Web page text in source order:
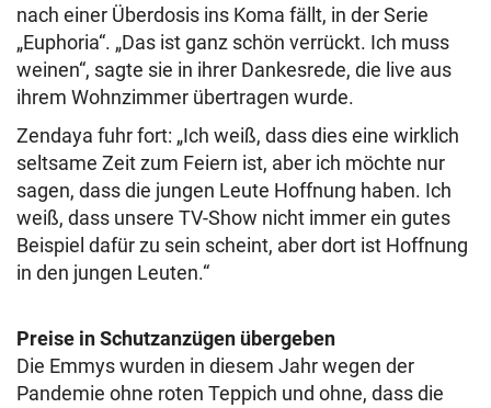
nach einer Überdosis ins Koma fällt, in der Serie
„Euphoria“. „Das ist ganz schön verrückt. Ich muss
weinen“, sagte sie in ihrer Dankesrede, die live aus
ihrem Wohnzimmer übertragen wurde.
Zendaya fuhr fort: „Ich weiß, dass dies eine wirklich
seltsame Zeit zum Feiern ist, aber ich möchte nur
sagen, dass die jungen Leute Hoffnung haben. Ich
weiß, dass unsere TV-Show nicht immer ein gutes
Beispiel dafür zu sein scheint, aber dort ist Hoffnung
in den jungen Leuten.“
Preise in Schutzanzügen übergeben
Die Emmys wurden in diesem Jahr wegen der
Pandemie ohne roten Teppich und ohne, dass die